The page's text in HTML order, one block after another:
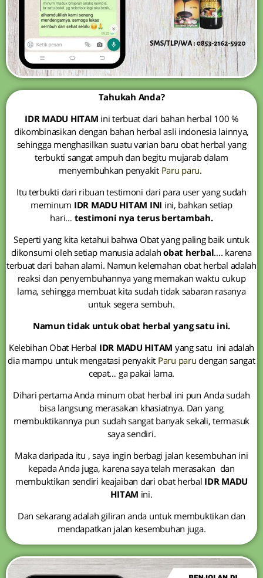
Tahukah Anda?
IDR MADU HITAM ini terbuat dari bahan herbal 100 %
dikombinasikan dengan bahan herbal asli indonesia lainnya,
sehingga menghasilkan suatu varian baru obat herbal yang
terbukti sangat ampuh dan begitu mujarab dalam
menyembuhkan penyakit Paru paru.
Itu terbukti dari ribuan testimoni dari para user yang sudah
meminum IDR MADU HITAM INI ini, bahkan setiap
hari… testimoni nya terus bertambah.
Seperti yang kita ketahui bahwa Obat yang paling baik untuk
dikonsumi oleh setiap manusia adalahobat herbal…. karena
terbuat dari bahan alami. Namun kelemahan obat herbal adalah
reaksi dan penyembuhannya yang memakan waktu cukup
lama, sehingga membuat kita sudah tidak sabaran rasanya
untuk segera sembuh.
Namun tidak untuk obat herbal yang satu ini.
Kelebihan Obat Herbal IDR MADU HITAM yang satu ini adalah
dia mampu untuk mengatasi penyakit Paru parudengan sangat
cepat… ga pakai lama.
Dihari pertama Anda minum obat herbal ini pun Anda sudah
bisa langsung merasakan khasiatnya. Dan yang
membuktikannya pun sudah sangat banyak sekali, termasuk
saya sendiri.
Maka daripada itu , saya ingin berbagi jalan kesembuhan ini
kepada Anda juga, karena saya telah merasakan dan
membuktikan sendiri keajaiban dari obat herbal IDR MADU
HITAM ini.
Dan sekarang adalah giliran anda untuk membuktikan dan
mendapatkan jalan kesembuhan juga.